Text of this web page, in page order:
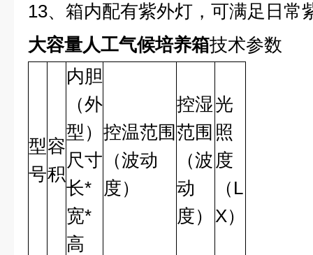
13、箱内配有紫外灯，可满足日常
大容量人工气候培养箱技术参数
型
号
容
积
内胆
（外
型）
尺寸
长*
宽*
高
控温范围
（波动
度）
控湿
范围
（波
动
度）
光
照
度
（L
X）